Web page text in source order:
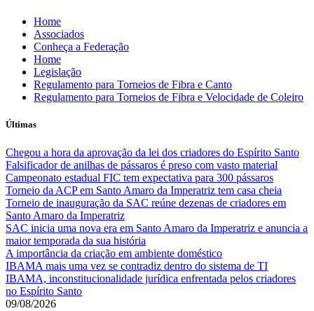
Skip
content
Home
Associados
Conheça a Federação
Home
Legislação
Regulamento para Torneios de Fibra e Canto
Regulamento para Torneios de Fibra e Velocidade de Coleiro
Últimas
Chegou a hora da aprovação da lei dos criadores do Espírito Santo
Falsificador de anilhas de pássaros é preso com vasto material
Campeonato estadual FIC tem expectativa para 300 pássaros
Torneio da ACP em Santo Amaro da Imperatriz tem casa cheia
Torneio de inauguração da SAC reúne dezenas de criadores em
Santo Amaro da Imperatriz
SAC inicia uma nova era em Santo Amaro da Imperatriz e anuncia a
maior temporada da sua história
A importância da criação em ambiente doméstico
IBAMA mais uma vez se contradiz dentro do sistema de TI
IBAMA, inconstitucionalidade jurídica enfrentada pelos criadores
no Espírito Santo
09/08/2026